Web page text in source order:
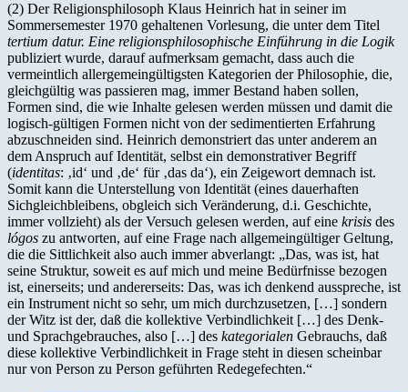
(2) Der Religionsphilosoph Klaus Heinrich hat in seiner im
Sommersemester 1970 gehaltenen Vorlesung, die unter dem Titel
tertium datur. Eine religionsphilosophische Einführung in die Logik
publiziert wurde, darauf aufmerksam gemacht, dass auch die
vermeintlich allergemeingültigsten Kategorien der Philosophie, die,
gleichgültig was passieren mag, immer Bestand haben sollen,
Formen sind, die wie Inhalte gelesen werden müssen und damit die
logisch-gültigen Formen nicht von der sedimentierten Erfahrung
abzuschneiden sind. Heinrich demonstriert das unter anderem an
dem Anspruch auf Identität, selbst ein demonstrativer Begriff
(identitas: ‚id‘ und ‚de‘ für ‚das da‘), ein Zeigewort demnach ist.
Somit kann die Unterstellung von Identität (eines dauerhaften
Sichgleichbleibens, obgleich sich Veränderung, d.i. Geschichte,
immer vollzieht) als der Versuch gelesen werden, auf eine krisis des
lógos zu antworten, auf eine Frage nach allgemeingültiger Geltung,
die die Sittlichkeit also auch immer abverlangt: „Das, was ist, hat
seine Struktur, soweit es auf mich und meine Bedürfnisse bezogen
ist, einerseits; und andererseits: Das, was ich denkend ausspreche, ist
ein Instrument nicht so sehr, um mich durchzusetzen, […] sondern
der Witz ist der, daß die kollektive Verbindlichkeit […] des Denk-
und Sprachgebrauches, also […] des kategorialen Gebrauchs, daß
diese kollektive Verbindlichkeit in Frage steht in diesen scheinbar
nur von Person zu Person geführten Redegefechten.“